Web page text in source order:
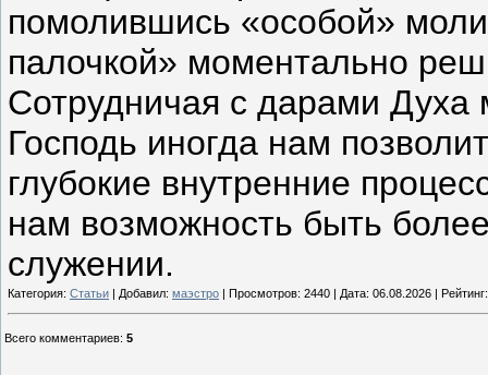
помолившись «особой»
палочкой» моментально
Сотрудничая с дарами
Господь иногда нам
глубокие внутренние
нам возможность быть
служении.
Категория: Статьи | Добавил: маэстро | Просмотров: 2440 | Дата: 06.08.2026 |
Всего комментариев: 5